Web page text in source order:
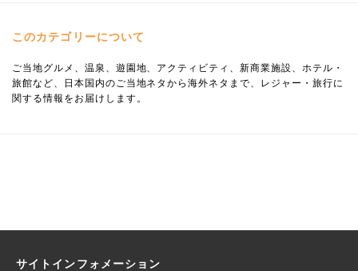
このカテゴリーについて
ご当地グルメ、温泉、遊園地、アクティビティ、新商業施設、ホテル・
旅館など、日本国内のご当地ネタから海外ネタまで、レジャー・旅行に
関する情報をお届けします。
サイトインフォメーション